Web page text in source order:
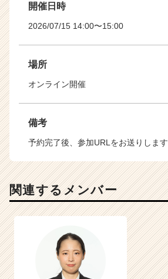
開催日時
2026/07/15 14:00〜15:00
場所
オンライン開催
備考
予約完了後、参加URLをお送りします
関連するメンバー